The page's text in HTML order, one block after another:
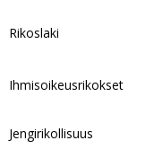
Rikoslaki
Ihmisoikeusrikokset
Jengirikollisuus